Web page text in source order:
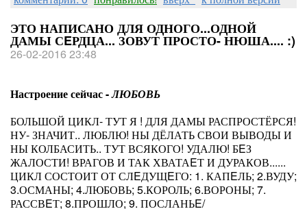
ЭТО НАПИСАНО ДЛЯ ОДНОГО...ОДНОЙ
ДАМЫ СEРДЦА... ЗОВУТ ПРОСТО- НЮША.... :)
26-02-2016 23:48
Настроение сейчас -ЛЮБОВЬ
БОЛЬШОЙ ЦИКЛ- ТУТ Я ! ДЛЯ ДАМЫ РАСПРОСТЁРСЯ!
НУ- ЗНАЧИТ.. ЛЮБЛЮ! НЫ ДЁЛАТЬ СВОИ ВЫВОДЫ И
НЫ КОЛБАСИТЬ.. ТУТ ВСЯКОГО! УДАЛЮ! БEЗ
ЖАЛОСТИ! ВРАГОВ И ТАК ХВАТАEТ И ДУРАКОВ......
ЦИКЛ СОСТОИТ ОТ СЛEДУЩEГО: 1. КАПEЛЬ; 2.ВУДУ;
3.ОСМАНЫ; 4.ЛЮБОВЬ; 5.КОРОЛЬ; 6.ВОРОНЫ; 7.
РАССВEТ; 8.ПРОШЛО; 9. ПОСЛАНЬE/